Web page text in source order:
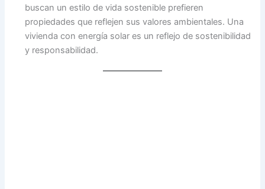
buscan un estilo de vida sostenible prefieren
propiedades que reflejen sus valores ambientales. Una
vivienda con energía solar es un reflejo de sostenibilidad
y responsabilidad.